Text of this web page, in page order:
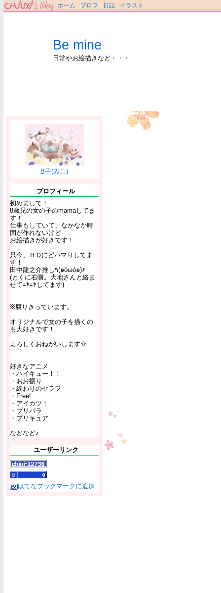
ホーム プロフ 日記 イラスト
Be mine
日常やお絵描きなど・・・
B子(みこ)
プロフィール
初めまして！
8歳児の女の子のmamaしてま
す！
仕事もしていて、なかなか時
間が作れないけど
お絵描きが好きです！
只今、ＨＱにどハマりしてま
す！
田中龍之介推し٩(๑òωó๑)۶
(とくに右側。大地さんと絡ま
せてﾆﾔﾆﾔしてます)
※腐りきっています。
オリジナルで女の子を描くの
も大好きです！
よろしくおねがいします☆
好きなアニメ
・ハイキュー！！
・おお振り
・終わりのセラフ
・Free!
・アイカツ！
・プリパラ
・プリキュア
などなど♪
ユーザーリンク
はてなブックマークに追加